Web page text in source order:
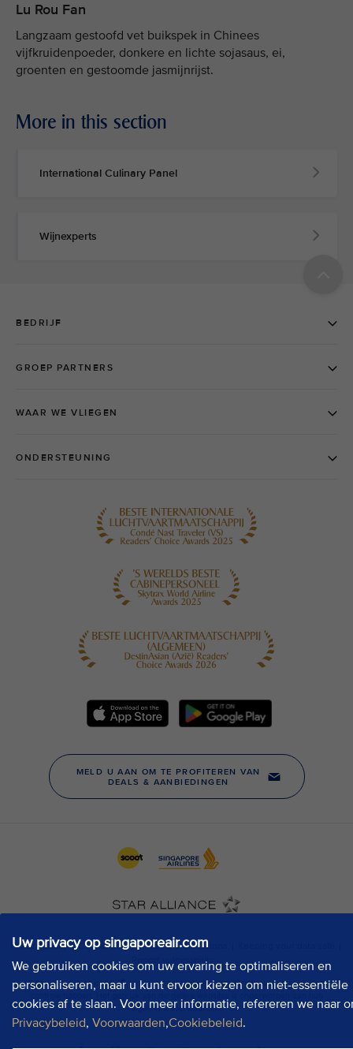
Uw privacy op singaporeair.com
We gebruiken cookies om uw ervaring te optimaliseren en
personaliseren, maar u kunt ervoor kiezen om niet-essentiële
cookies af te slaan. Voor meer informatie, refereren we naar
Privacybeleid, Voorwaarden,Cookiebeleid.
Lu Rou Fan
Langzaam gestoofd vet buikspek in Chinees
vijfkruidenpoeder, donkere en lichte sojasaus, ei,
groenten en gestoomde jasmijnrijst.
More in this section
International Culinary Panel
Wijnexperts